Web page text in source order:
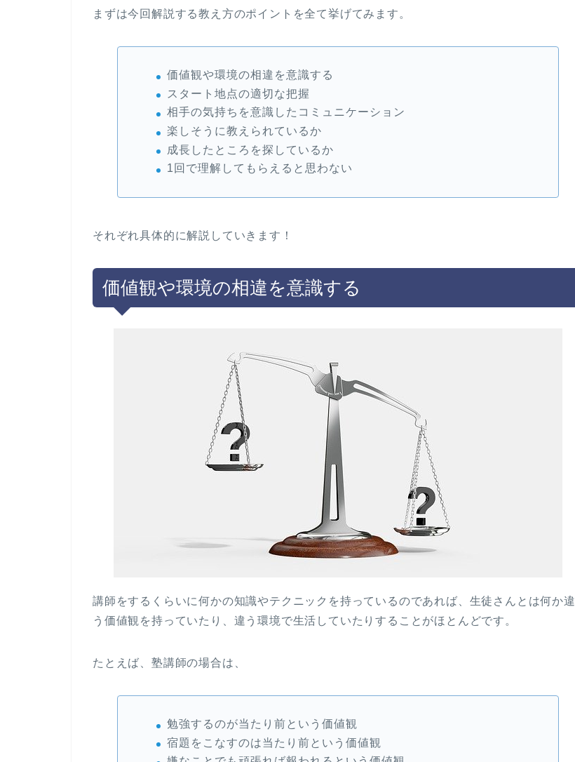
まずは今回解説する教え方のポイントを全て挙げてみます。
価値観や環境の相違を意識する
スタート地点の適切な把握
相手の気持ちを意識したコミュニケーション
楽しそうに教えられているか
成長したところを探しているか
1回で理解してもらえると思わない
それぞれ具体的に解説していきます！
価値観や環境の相違を意識する
講師をするくらいに何かの知識やテクニックを持っているのであれば、生徒さんとは何か違
う価値観を持っていたり、違う環境で生活していたりすることがほとんどです。
たとえば、塾講師の場合は、
勉強するのが当たり前という価値観
宿題をこなすのは当たり前という価値観